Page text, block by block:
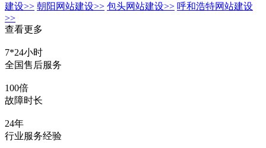
建设>> 朝阳网站建设>> 包头网站建设>> 呼和浩特网站建设
>>
查看更多
7*24小时
全国售后服务
100倍
故障时长
24年
行业服务经验